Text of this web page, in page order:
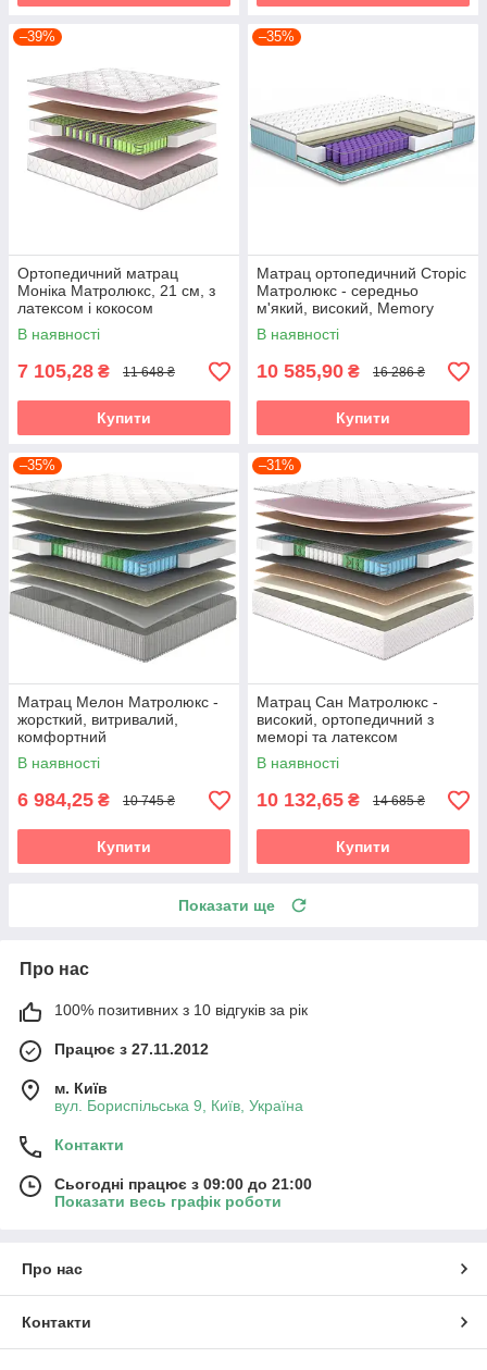
–39%
Ортопедичний матрац
Моніка Матролюкс, 21 см, з
латексом і кокосом
В наявності
7 105,28 ₴ 11 648 ₴
Купити
–35%
Матрац ортопедичний Сторіс
Матролюкс - середньо
м'який, високий, Memory
Foam
В наявності
10 585,90 ₴ 16 286 ₴
Купити
–35%
Матрац Мелон Матролюкс -
жорсткий, витривалий,
комфортний
В наявності
6 984,25 ₴ 10 745 ₴
Купити
–31%
Матрац Сан Матролюкс -
високий, ортопедичний з
меморі та латексом
В наявності
10 132,65 ₴ 14 685 ₴
Купити
Показати ще
Про нас
100% позитивних з 10 відгуків за рік
Працює з 27.11.2012
м. Київ
вул. Бориспільська 9, Київ, Україна
Контакти
Сьогодні працює з 09:00 до 21:00
Показати весь графік роботи
Про нас
Контакти